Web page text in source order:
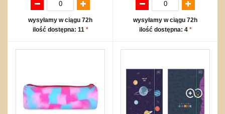
wysyłamy w ciągu 72h
ilość dostępna: 11 *
wysyłamy w ciągu 72h
ilość dostępna: 4 *